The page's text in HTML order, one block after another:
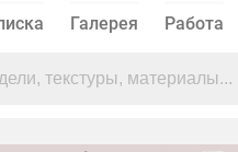
Галерея Работа